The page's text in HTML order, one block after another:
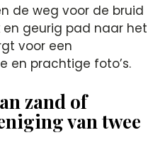
de weg voor de bruid
en geurig pad naar het
voor een
en prachtige foto’s.​
zand of
van twee